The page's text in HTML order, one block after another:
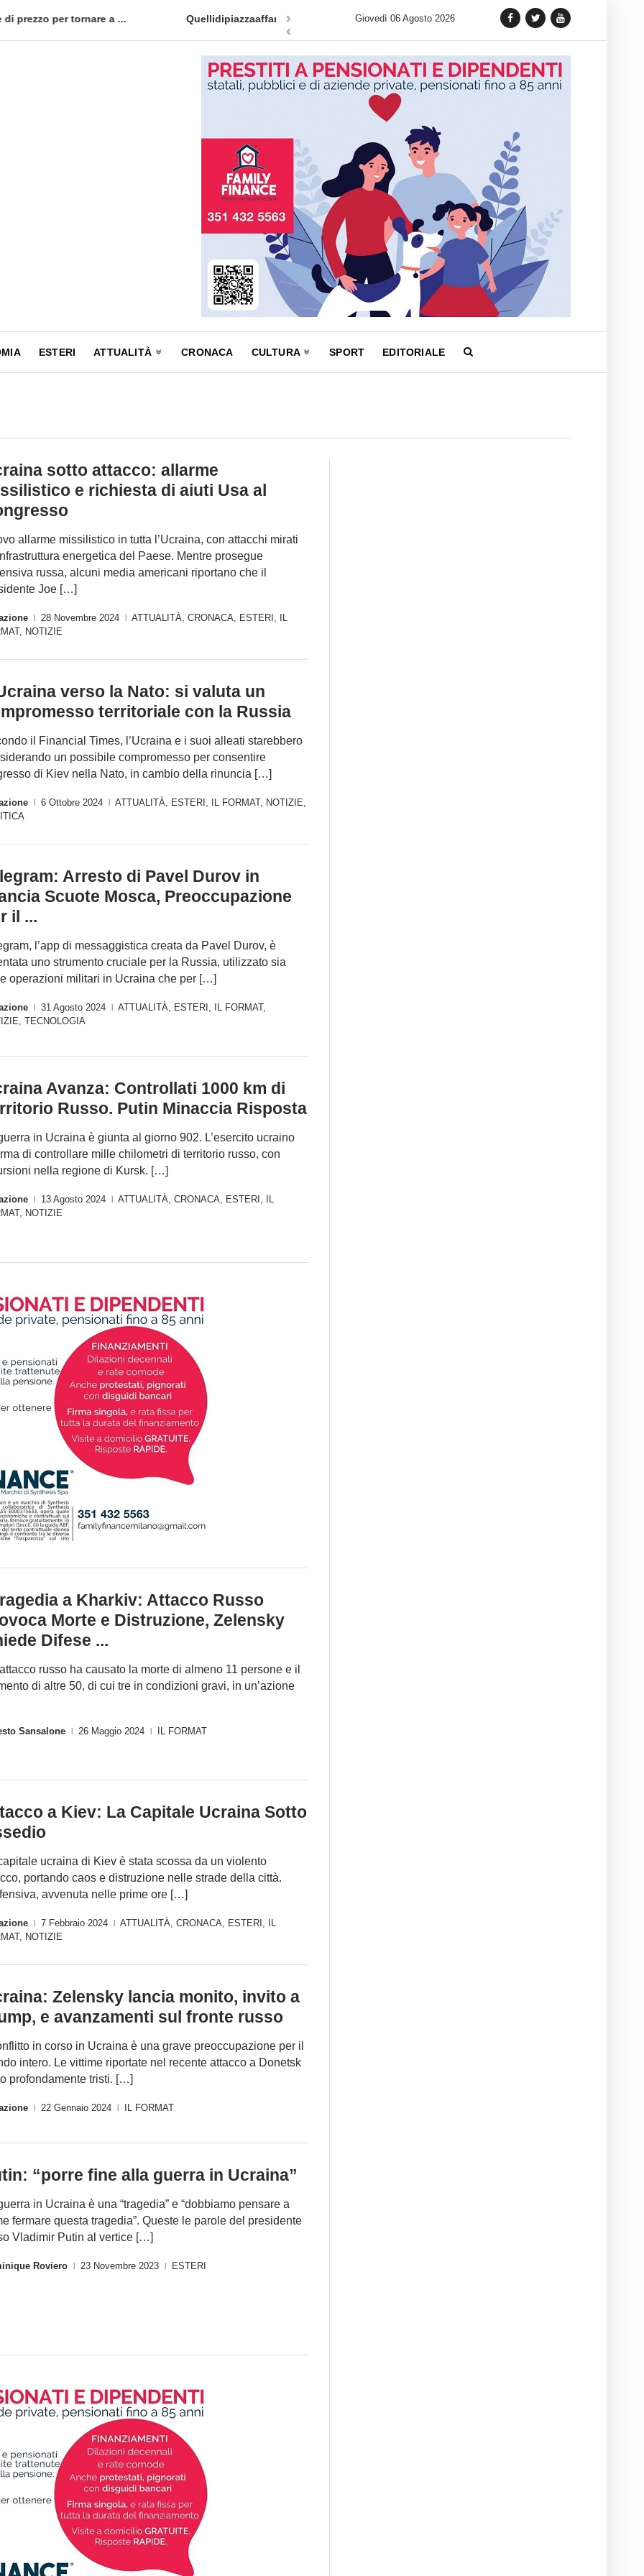
in terra siciliana: Quellidipiazzatrinità Tag Heuer lancia una variante Limited Edition del Carrera Chronograph in
Giovedì 06 Agosto 2026
ESTERI ATTUALITÀ CRONACA CULTURA SPORT EDITORIALE
sotto attacco: allarme
e richiesta di aiuti Usa al
allarme missilistico in tutta l’Ucraina, con attacchi mirati
energetica del Paese. Mentre prosegue
russa, alcuni media americani riportano che il
Joe […]
28 Novembre 2024 ATTUALITÀ, CRONACA, ESTERI ,
IL
, NOTIZIE
verso la Nato: si valuta un
territoriale con la Russia
il Financial Times, l’Ucraina e i suoi alleati starebbero
un possibile compromesso per consentire
di Kiev nella Nato, in cambio della rinuncia […]
6 Ottobre 2024 ATTUALITÀ, ESTERI , IL FORMAT, NOTIZIE,
Arresto di Pavel Durov in
Scuote Mosca, Preoccupazione
il ...
l’app di messaggistica creata da Pavel Durov, è
uno strumento cruciale per la Russia, utilizzato sia
operazioni militari in Ucraina che per […]
31 Agosto 2024 ATTUALITÀ, ESTERI , IL FORMAT,
, TECNOLOGIA
Avanza: Controllati 1000 km di
Russo. Putin Minaccia Risposta
in Ucraina è giunta al giorno 902. L’esercito ucraino
di controllare mille chilometri di territorio russo, con
nella regione di Kursk. […]
13 Agosto 2024 ATTUALITÀ, CRONACA, ESTERI ,
IL
, NOTIZIE
a Kharkiv: Attacco Russo
Morte e Distruzione, Zelensky
Difese ...
russo ha causato la morte di almeno 11 persone e il
di altre 50, di cui tre in condizioni gravi, in un’azione
Sansalone 26 Maggio 2024 IL FORMAT
a Kiev: La Capitale Ucraina Sotto
ucraina di Kiev è stata scossa da un violento
portando caos e distruzione nelle strade della città.
avvenuta nelle prime ore […]
7 Febbraio 2024 ATTUALITÀ, CRONACA, ESTERI ,
IL
, NOTIZIE
Zelensky lancia monito, invito a
e avanzamenti sul fronte russo
in corso in Ucraina è una grave preoccupazione per il
intero. Le vittime riportate nel recente attacco a Donetsk
profondamente tristi. […]
22 Gennaio 2024 IL FORMAT
“porre fine alla guerra in Ucraina”
in Ucraina è una “tragedia” e “dobbiamo pensare a
fermare questa tragedia”. Queste le parole del presidente
Vladimir Putin al vertice […]
Roviero 23 Novembre 2023 ESTERI